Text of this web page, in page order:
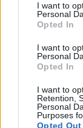
I want to
Personal
Opted In
I want to
Personal
Opted In
I want to
Retention,
Personal
Purposes
Opted Out
Produits